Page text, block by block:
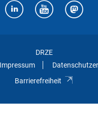
DRZE
Barrierefreiheit